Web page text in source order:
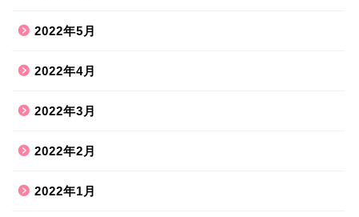
2022年5月
2022年4月
2022年3月
2022年2月
2022年1月